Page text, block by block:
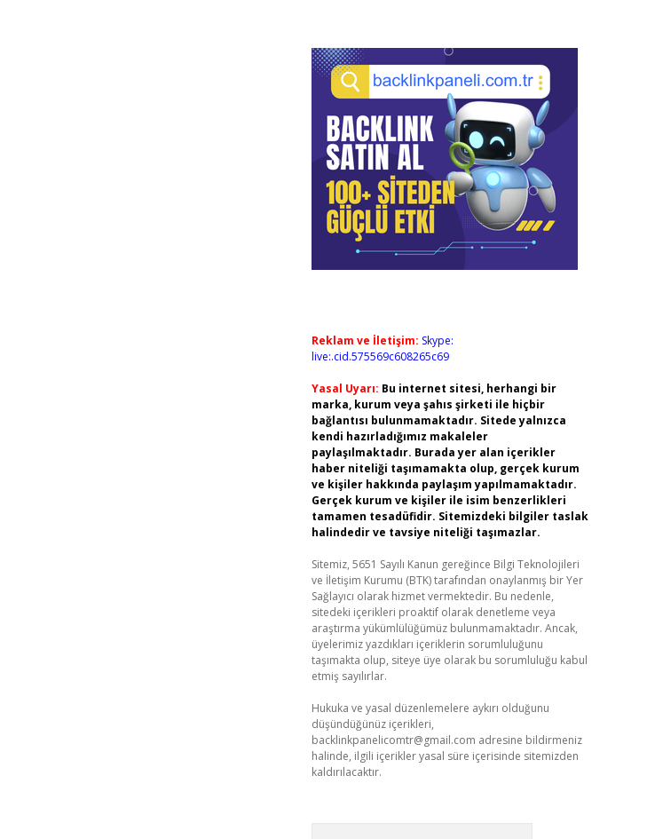
Reklam ve İletişim: Skype:
live:.cid.575569c608265c69
Yasal Uyarı: Bu internet sitesi, herhangi bir
marka, kurum veya şahıs şirketi ile hiçbir
bağlantısı bulunmamaktadır. Sitede yalnızca
kendi hazırladığımız makaleler
paylaşılmaktadır. Burada yer alan içerikler
haber niteliği taşımamakta olup, gerçek kurum
ve kişiler hakkında paylaşım yapılmamaktadır.
Gerçek kurum ve kişiler ile isim benzerlikleri
tamamen tesadüfidir. Sitemizdeki bilgiler taslak
halindedir ve tavsiye niteliği taşımazlar.
Sitemiz, 5651 Sayılı Kanun gereğince Bilgi Teknolojileri
ve İletişim Kurumu (BTK) tarafından onaylanmış bir Yer
Sağlayıcı olarak hizmet vermektedir. Bu nedenle,
sitedeki içerikleri proaktif olarak denetleme veya
araştırma yükümlülüğümüz bulunmamaktadır. Ancak,
üyelerimiz yazdıkları içeriklerin sorumluluğunu
taşımakta olup, siteye üye olarak bu sorumluluğu kabul
etmiş sayılırlar.
Hukuka ve yasal düzenlemelere aykırı olduğunu
düşündüğünüz içerikleri,
backlinkpanelicomtr@gmail.com adresine bildirmeniz
halinde, ilgili içerikler yasal süre içerisinde sitemizden
kaldırılacaktır.